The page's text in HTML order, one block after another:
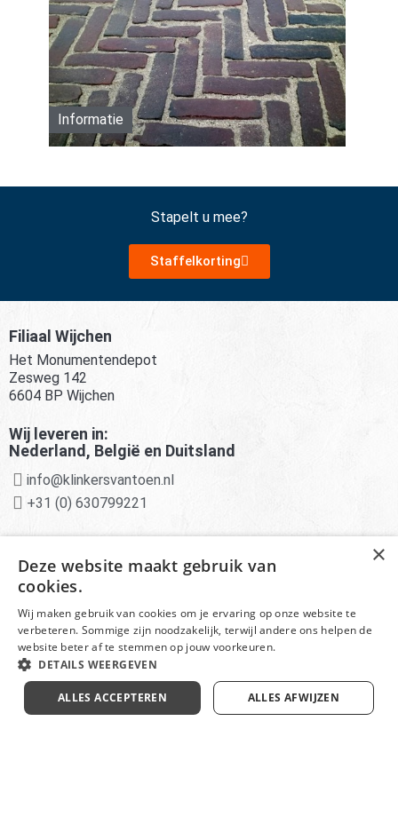
Informatie
Stapelt u mee?
Staffelkorting
Filiaal Wijchen
Het Monumentendepot
Zesweg 142
6604 BP Wijchen
Wij leveren in:
Nederland, België en Duitsland
info@klinkersvantoen.nl
+31 (0) 630799221
Deskundige klantenservice
© Het Monumentendepot onderdeel van
Klinkersvantoen -
Disclaimer
×
Deze website maakt gebruik van
cookies.
Wij maken gebruik van cookies om je ervaring op onze website te
verbeteren. Sommige zijn noodzakelijk, terwijl andere ons helpen de
website beter af te stemmen op jouw voorkeuren.
DETAILS WEERGEVEN
ALLES ACCEPTEREN ALLES AFWIJZEN